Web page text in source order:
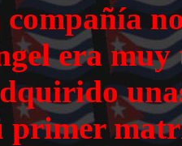
compañía
era
primer